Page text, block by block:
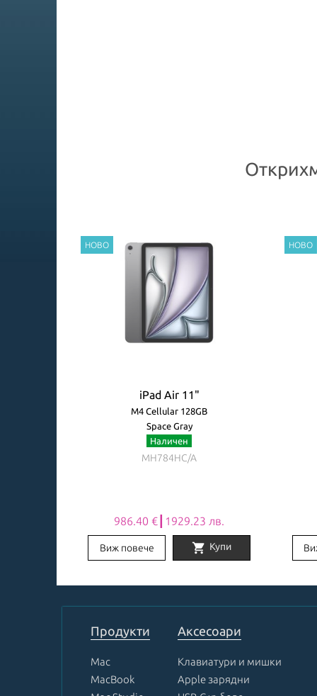
iPad Air 11"
M4 Cellular 128GB
Space Gray
Наличен
MH784HC/A
986.40 €┃1929.23 лв.
Виж повече shopping_cart Купи
1
Продукти
Mac
MacBook
Аксесоари
Клавиатури и мишки
Apple зарядни